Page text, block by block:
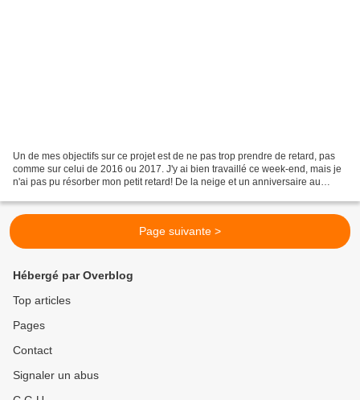
Un de mes objectifs sur ce projet est de ne pas trop prendre de retard, pas
comme sur celui de 2016 ou 2017. J'y ai bien travaillé ce week-end, mais je
n'ai pas pu résorber mon petit retard! De la neige et un anniversaire au
Page suivante >
Hébergé par Overblog
Top articles
Pages
Contact
Signaler un abus